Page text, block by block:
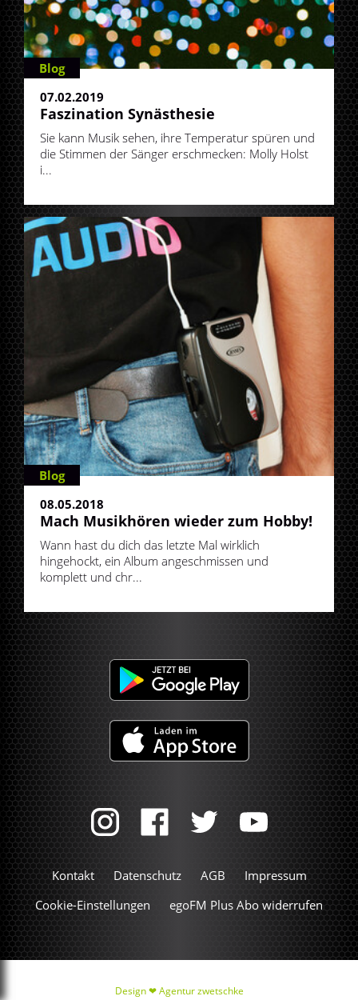
Blog
07.02.2019
Faszination Synästhesie
Sie kann Musik sehen, ihre Temperatur spüren und
die Stimmen der Sänger erschmecken: Molly Holst
i...
Blog
08.05.2018
Mach Musikhören wieder zum Hobby!
Wann hast du dich das letzte Mal wirklich
hingehockt, ein Album angeschmissen und
komplett und chr...
Kontakt Datenschutz AGB
Impressum
Cookie-Einstellungen
egoFM Plus Abo widerrufen
Design ❤Agentur zwetschke